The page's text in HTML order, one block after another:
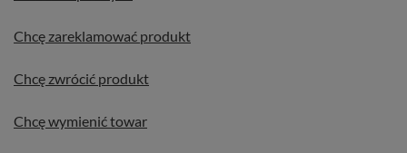
Chcę zareklamować produkt
Chcę zwrócić produkt
Chcę wymienić towar